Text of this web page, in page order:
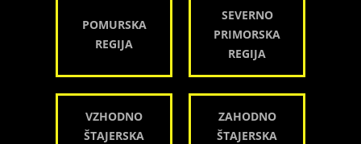
POMURSKA
REGIJA
SEVERNO
PRIMORSKA
REGIJA
VZHODNO
ŠTAJERSKA
ZAHODNO
ŠTAJERSKA